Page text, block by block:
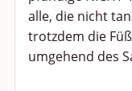
alle, die nicht
trotzdem die
umgehend des